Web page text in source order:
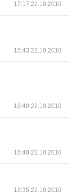
17:17 22.10.2010
16:43 22.10.2010
16:40 22.10.2010
16:40 22.10.2010
16:35 22.10.2010